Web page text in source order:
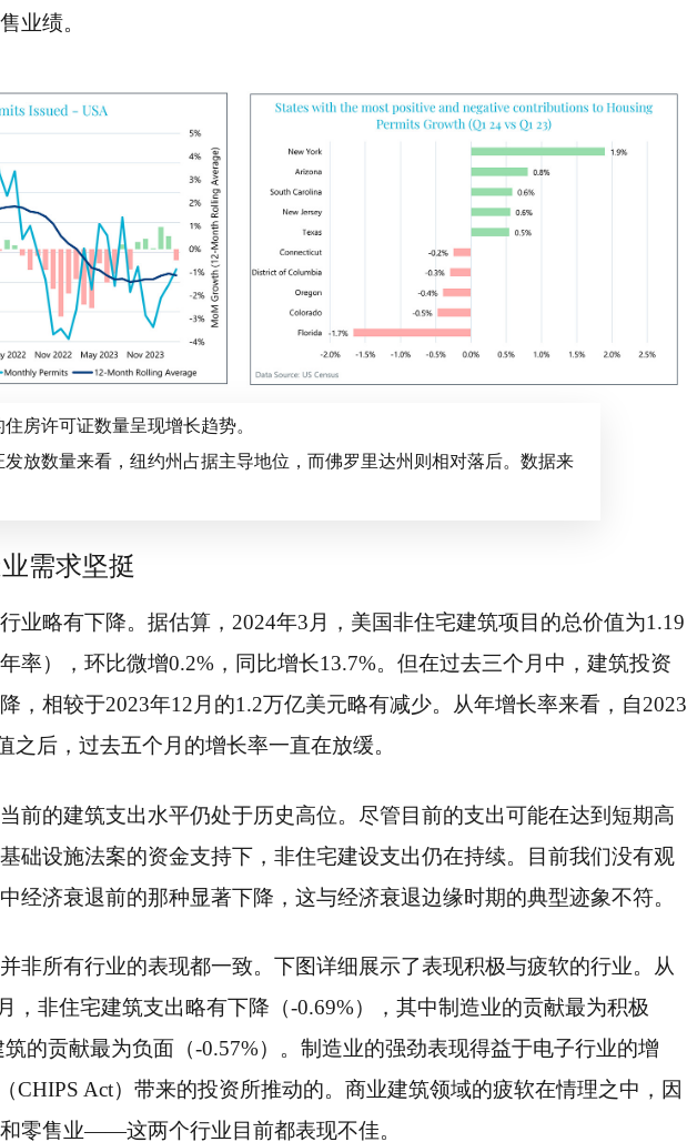
业绩。
房许可证数量呈现增长趋势。
放数量来看，纽约州占据主导地位，而佛罗里达州则相对落后。数据来
需求坚挺
业略有下降。据估算，2024年3月，美国非住宅建筑项目的总价值为1.19
率），环比微增0.2%，同比增长13.7%。但在过去三个月中，建筑投资
，相较于2023年12月的1.2万亿美元略有减少。从年增长率来看，自2023
之后，过去五个月的增长率一直在放缓。
前的建筑支出水平仍处于历史高位。尽管目前的支出可能在达到短期高
础设施法案的资金支持下，非住宅建设支出仍在持续。目前我们没有观
经济衰退前的那种显著下降，这与经济衰退边缘时期的典型迹象不符。
非所有行业的表现都一致。下图详细展示了表现积极与疲软的行业。从
，非住宅建筑支出略有下降（-0.69%），其中制造业的贡献最为积极
筑的贡献最为负面（-0.57%）。制造业的强劲表现得益于电子行业的增
CHIPS Act）带来的投资所推动的。商业建筑领域的疲软在情理之中，因
零售业——这两个行业目前都表现不佳。